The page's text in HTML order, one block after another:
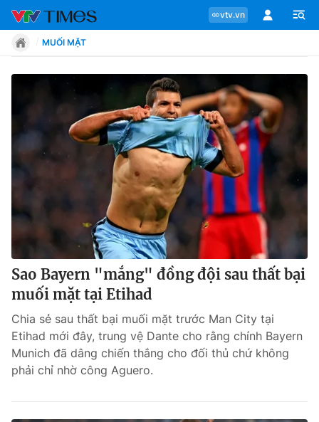
vtv.vn
Tin tức
Phong cách
Chân dung
Bóng đá
MUỐI MẶT
Sao Bayern "mắng" đồng đội sau thất bại
muối mặt tại Etihad
Chia sẻ sau thất bại muối mặt trước Man City tại
Etihad mới đây, trung vệ Dante cho rằng chính Bayern
Munich đã dâng chiến thắng cho đối thủ chứ không
phải chỉ nhờ công Aguero.